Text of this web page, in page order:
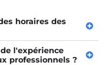
horaires des
l'expérience
professionnels ?